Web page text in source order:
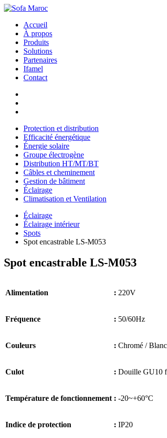
Accueil
À propos
Produits
Solutions
Partenaires
Ifamel
Contact
Protection et distribution
Efficacité énergétique
Énergie solaire
Groupe électrogène
Distribution HT/MT/BT
Câbles et cheminement
Gestion de bâtiment
Éclairage
Climatisation et Ventilation
Éclairage
Éclairage intérieur
Spots
Spot encastrable LS-M053
Spot encastrable LS-M053
Alimentation : 220V
Fréquence : 50/60Hz
Couleurs : Chromé /
Culot : Douille GU10
Température de fonctionnement : -20~+60°C
Indice de protection : IP20